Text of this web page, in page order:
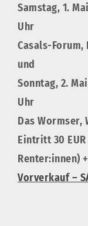
Samstag, 1.
Uhr
Casals-
und
Sonntag, 2.
Uhr
Das Wormser,
Eintritt 30
Renter:innen)
Vorverkauf –